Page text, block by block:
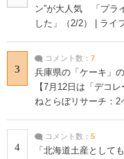
ン”が大人気 「プラ
した」（2/2） | ライ
3
コメント数： 7
兵庫県の「ケーキ」
【7月12日は「デコ
ねとらぼリサーチ：2
4
コメント数： 5
「北海道土産として